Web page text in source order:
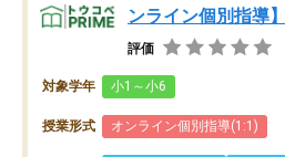
ンライン個別指導】
評価
対象学年 小1～小6
授業形式 オンライン個別指導(1:1)